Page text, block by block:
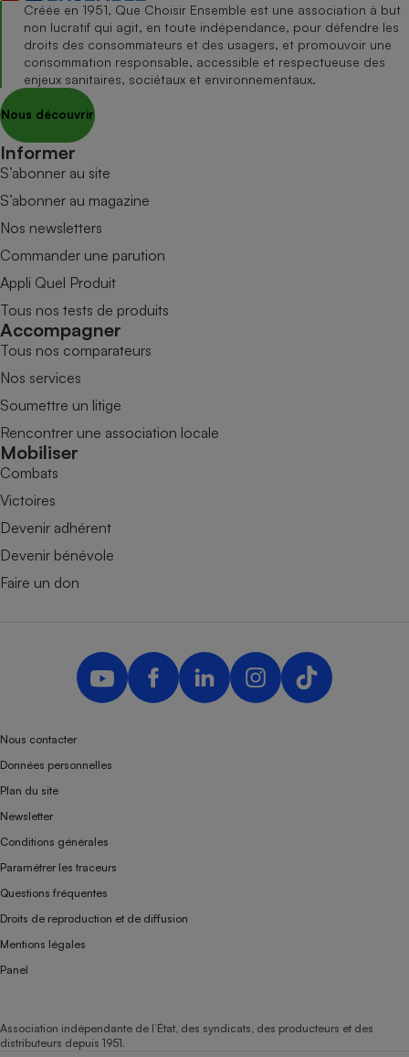
Créée en 1951, Que Choisir Ensemble est une association à but
non lucratif qui agit, en toute indépendance, pour défendre les
droits des consommateurs et des usagers, et promouvoir une
consommation responsable, accessible et respectueuse des
enjeux sanitaires, sociétaux et environnementaux.
Nous découvrir
Informer
S’abonner au site
S’abonner au magazine
Nos newsletters
Commander une parution
Appli Quel Produit
Tous nos tests de produits
Accompagner
Tous nos comparateurs
Nos services
Soumettre un litige
Rencontrer une association locale
Mobiliser
Combats
Victoires
Devenir adhérent
Devenir bénévole
Faire un don
Nous contacter
Données personnelles
Plan du site
Newsletter
Conditions générales
Paramétrer les traceurs
Questions fréquentes
Droits de reproduction et de diffusion
Mentions légales
Panel
Association indépendante de l’État, des syndicats, des producteurs et des
distributeurs depuis 1951.